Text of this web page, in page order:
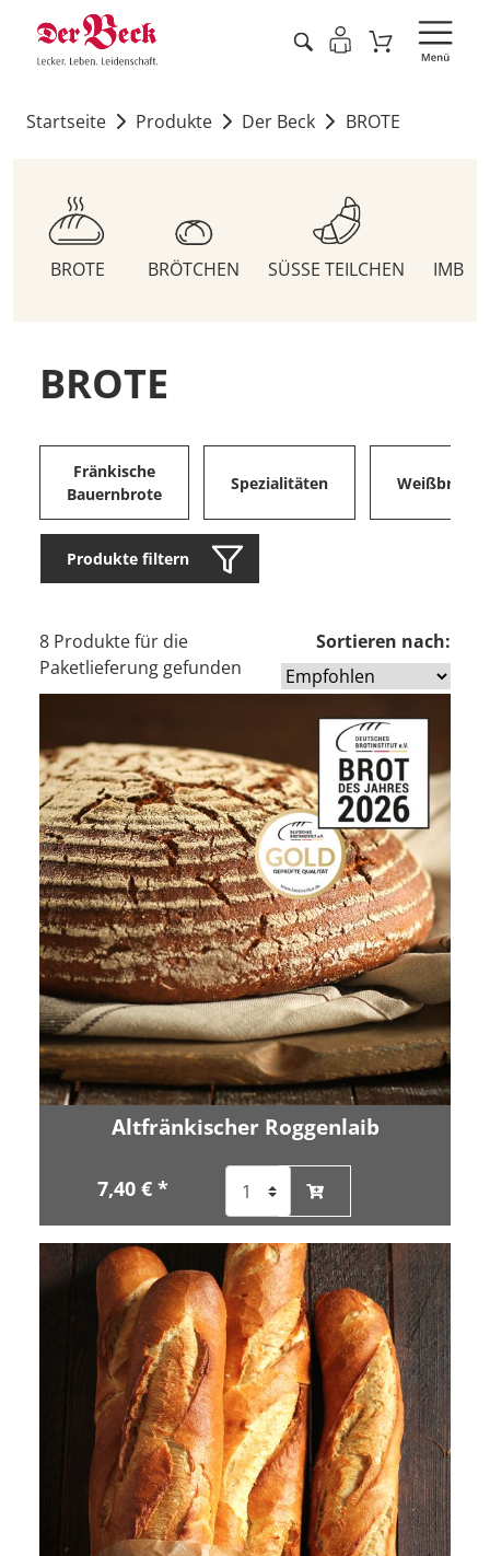
Startseite Produkte Der Beck BROTE
BROTE BRÖTCHEN SÜSSE TEILCHEN
BROTE
Fränkische
Bauernbrote
Spezialitäten Weißbrote
Produkte filtern
8 Produkte für die
Paketlieferung gefunden
Sortieren nach:
Altfränkischer Roggenlaib
7,40 € *